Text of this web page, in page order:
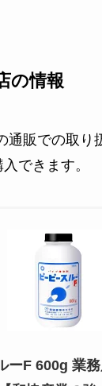
の情報
通販での取り
できます。
ーF 600g 業